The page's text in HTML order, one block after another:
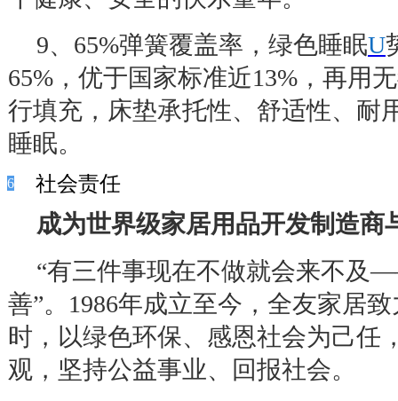
9、 65%弹簧覆盖率，绿色睡眠U
65% ，优于国家标准近13% ，再用
行填充，床垫承托性、舒适性、耐
睡眠。
6 社会责任
成为世界级家居用品开发制造商
“有三件事现在不做就会来不及
善”。 1986年成立至今，全友家居
时，以绿色环保、感恩社会为己任
观，坚持公益事业、回报社会。